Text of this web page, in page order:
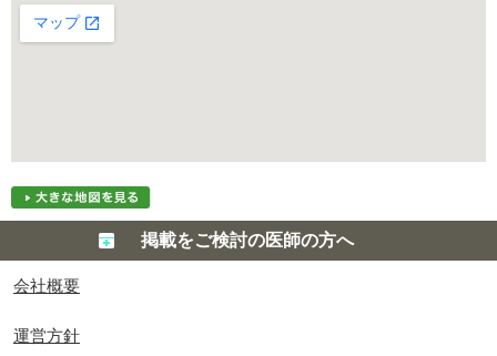
掲載をご検討の医師の方へ
会社概要
運営方針